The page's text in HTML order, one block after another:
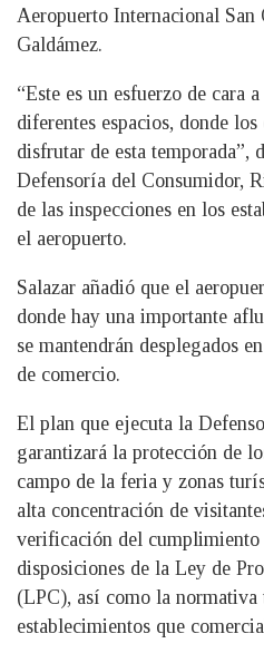
Aeropuerto Internacional
Galdámez.
“Este es un esfuerzo de cara
diferentes espacios, donde
disfrutar de esta temporada”,
Defensoría del Consumidor,
de las inspecciones en los
el aeropuerto.
Salazar añadió que el
donde hay una importante
se mantendrán desplegados
de comercio.
El plan que ejecuta la
garantizará la protección de
campo de la feria y zonas
alta concentración de
verificación del cumplimiento
disposiciones de la Ley de
(LPC), así como la normativa
establecimientos que